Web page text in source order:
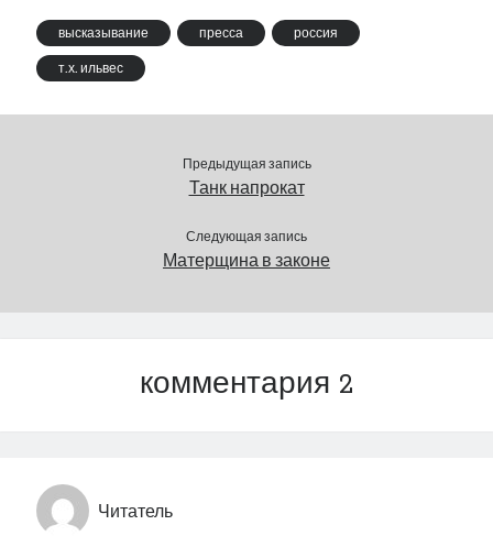
высказывание пресса россия
т.х. ильвес
Предыдущая запись
Танк напрокат
Следующая запись
Матерщина в законе
комментария 2
Читатель